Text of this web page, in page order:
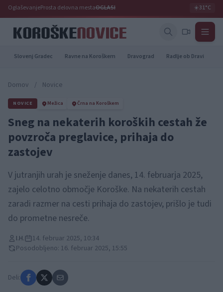
OglaševanjeProsta delovna mestaOGLASI ☀️31°C
Slovenj Gradec Ravne na Koroškem Dravograd Radlje ob Dravi
Domov / Novice
NOVICE Mežica Črna na Koroškem
Sneg na nekaterih koroških cestah že
povzroča preglavice, prihaja do
zastojev
V jutranjih urah je sneženje danes, 14. februarja 2025,
zajelo celotno območje Koroške. Na nekaterih cestah
zaradi razmer na cesti prihaja do zastojev, prišlo je tudi
do prometne nesreče.
I.H.
14. februar 2025, 10:34
Posodobljeno: 16. februar 2025, 15:55
Deli: